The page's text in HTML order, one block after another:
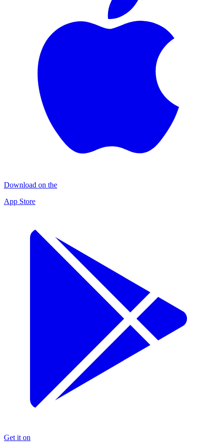
Download on the
App Store
Get it on